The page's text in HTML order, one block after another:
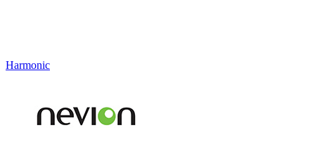
Harmonic